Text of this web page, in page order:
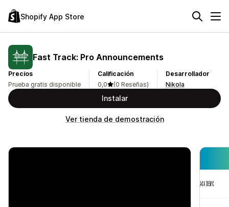
Shopify App Store
Fast Track: Pro Announcements
Precios
Prueba gratis disponible
Calificación
0,0
(0 Reseñas)
Desarrollador
Nikola
Instalar
Ver tienda de demostración